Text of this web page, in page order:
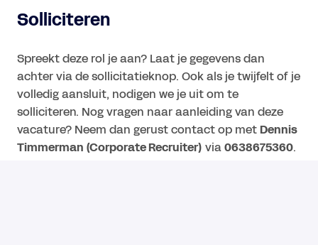
Solliciteren
Spreekt deze rol je aan? Laat je gegevens dan
achter via de sollicitatieknop. Ook als je twijfelt of je
volledig aansluit, nodigen we je uit om te
solliciteren. Nog vragen naar aanleiding van deze
vacature? Neem dan gerust contact op met Dennis
Timmerman (Corporate Recruiter) via0638675360.